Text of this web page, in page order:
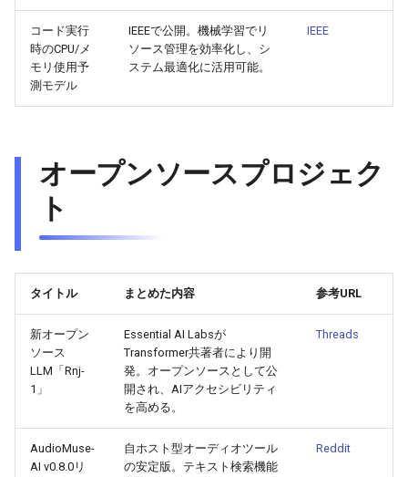
2026-06-03
2026-06-02
2026-05-30
2026-05-28
2026-05-26
2026-05-24
2025-11-18
2025-11-17
2025-11-14
2025-11-12
2025-11-10
2025-11-08
2026-06-03
2026-06-02
2026-05-30
2026-05-29
2026-05-28
2026-05-26
2026-05-24
2026-05-31
2026-05-30
2026-05-27
2026-05-25
2026-05-23
2026-05-21
2025-11-18
2025-11-17
2025-11-14
2025-11-12
2025-11-10
2025-11-08
2026-05-30
2026-05-29
2026-05-26
2026-05-24
2026-05-22
2026-05-20
2025-11-18
2025-11-17
2025-11-14
2025-11-12
2025-11-10
2025-11-08
2026-06-03
2026-06-02
2026-05-30
2026-05-28
2026-05-26
2026-05-24
コード実行
時のCPU/メ
モリ使用予
測モデル
IEEEで公開。機械学習でリ
ソース管理を効率化し、シ
ステム最適化に活用可能。
IEEE
オープンソースプロジェク
ト
タイトル まとめた内容 参考URL
新オープン
ソース
LLM「Rnj-
1」
Essential AI Labsが
Transformer共著者により開
発。オープンソースとして公
開され、AIアクセシビリティ
を高める。
Threads
AudioMuse-
AI v0.8.0リ
自ホスト型オーディオツール
の安定版。テキスト検索機能
Reddit